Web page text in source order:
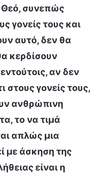
Θεό, συνεπώς
γονείς τους και
αυτό, δεν θα
κερδίσουν
αν δεν
στους γονείς τους,
ανθρώπινη
το να τιμά
απλώς μια
με άσκηση της
είναι η